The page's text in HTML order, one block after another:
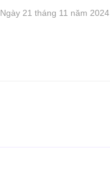
Ngày 21 tháng 11 năm 2024